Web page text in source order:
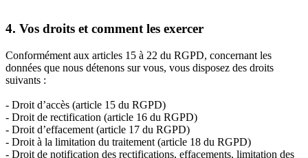
4. Vos droits et comment les exercer
Conformément aux articles 15 à 22 du RGPD, concernant les
données que nous détenons sur vous, vous disposez des droits
suivants :
- Droit d’accès (article 15 du RGPD)
- Droit de rectification (article 16 du RGPD)
- Droit d’effacement (article 17 du RGPD)
- Droit à la limitation du traitement (article 18 du RGPD)
- Droit de notification des rectifications, effacements, limitation des